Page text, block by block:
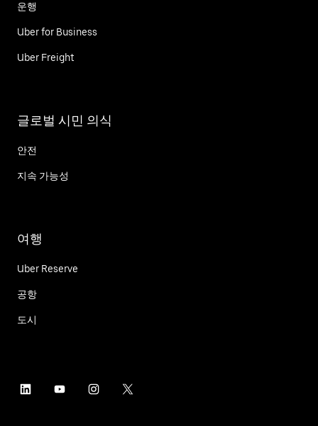
운행
Uber for Business
Uber Freight
글로벌 시민 의식
안전
지속 가능성
여행
Uber Reserve
공항
도시